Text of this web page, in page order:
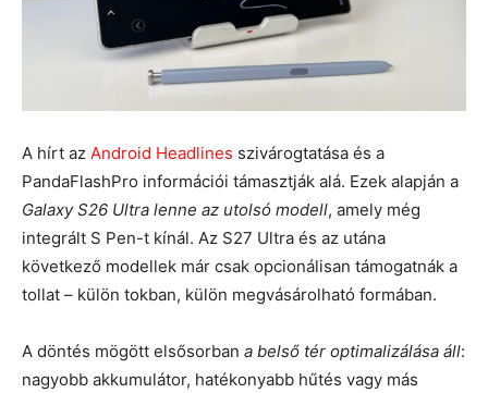
A hírt az Android Headlines szivárogtatása és a
PandaFlashPro információi támasztják alá. Ezek alapján a
Galaxy S26 Ultra lenne az utolsó modell, amely még
integrált S Pen-t kínál. Az S27 Ultra és az utána
következő modellek már csak opcionálisan támogatnák a
tollat – külön tokban, külön megvásárolható formában.
A döntés mögött elsősorban a belső tér optimalizálása áll:
nagyobb akkumulátor, hatékonyabb hűtés vagy más